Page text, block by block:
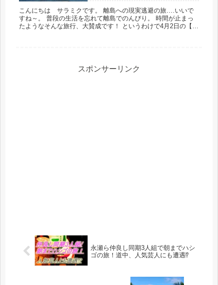
こんにちは サラミクです。 離島への現実逃避の旅….いいで
すね～。 普段の生活を忘れて離島でのんびり。 時間が止まっ
たようなそんな旅行、大賛成です！ というわけで4月2日の【マ
スポンサーリンク
永瀬ら仲良し同期3人組で朝までハシ
ゴの旅！道中、人気芸人にも遭遇⁉